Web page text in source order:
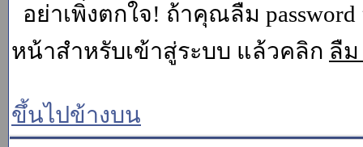
อย่าเพิ่งตกใจ! ถ้าคุณลืม
หน้าสำหรับเข้าสู่ระบบ แล้วคลิก ลืม
ขึ้นไปข้างบน